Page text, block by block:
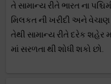
તે સામાન્ય રીતે ભારત ના
મિલકત ની ખરીદી અને વેચાણ
તેથી સામાન્ય રીતે દરેક શહેર
માં સરળતા થી શોધી શકો છો.